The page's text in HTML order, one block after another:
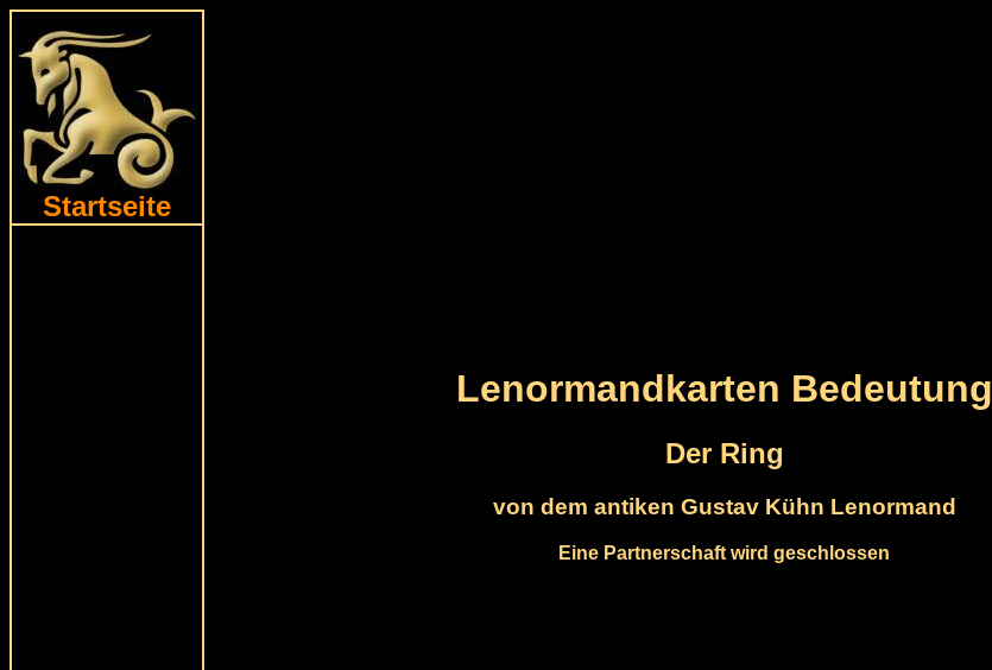
Startseite
Lenormandkarten Bedeutung
Der Ring
von dem antiken Gustav Kühn Lenormand
Eine Partnerschaft wird geschlossen